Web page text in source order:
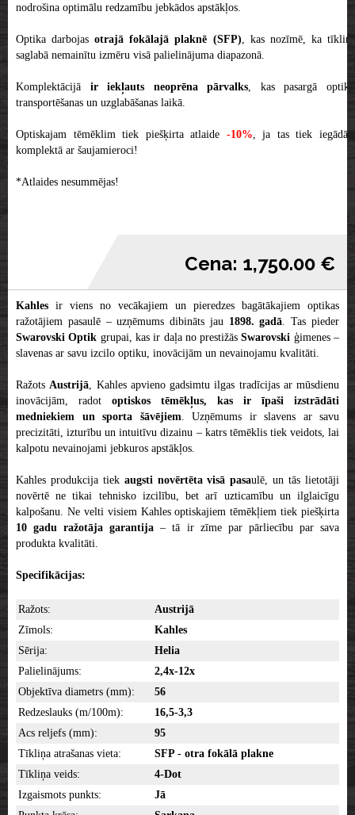
nodrošina optimālu redzamību jebkādos apstākļos.
Optika darbojasotrajā fokālajā plaknē (SFP) , kas nozīmē, ka tīkliņš
saglabā nemainītu izmēru visā palielinājuma diapazonā.
Komplektācijā ir iekļauts neoprēna pārvalks , kas pasargā optiku
transportēšanas un uzglabāšanas laikā.
Optiskajam tēmēklim tiek piešķirta atlaide -10% , ja tas tiek iegādāts
komplektā ar šaujamieroci!
*Atlaides nesummējas!
Cena: 1,750.00 €
Kahles ir viens no vecākajiem un pieredzes bagātākajiem optikas
ražotājiem pasaulē – uzņēmums dibināts jau 1898. gadā . Tas pieder
Swarovski Optik grupai, kas ir daļa no prestižāsSwarovski ģimenes –
slavenas ar savu izcilo optiku, inovācijām un nevainojamu kvalitāti.
Ražots Austrijā , Kahles apvieno gadsimtu ilgas tradīcijas ar mūsdienu
inovācijām, radot optiskos tēmēkļus, kas ir īpaši izstrādāti
medniekiem un sporta šāvējiem . Uzņēmums ir slavens ar savu
precizitāti, izturību un intuitīvu dizainu – katrs tēmēklis tiek veidots, lai
kalpotu nevainojami jebkuros apstākļos.
Kahles produkcija tiek augsti novērtēta visā pasaulē, un tās lietotāji
novērtē ne tikai tehnisko izcilību, bet arī uzticamību un ilglaicīgu
kalpošanu. Ne velti visiem Kahles optiskajiem tēmēkļiem tiek piešķirta
10 gadu ražotāja garantija – tā ir zīme par pārliecību par sava
produkta kvalitāti.
Specifikācijas:
Ražots:
Austrijā
Zīmols:
Kahles
Sērija:
Helia
Palielinājums:
2,4x-12x
Objektīva diametrs (mm):
56
Redzeslauks (m/100m):
16,5-3,3
Acs reljefs (mm):
95
Tīkliņa atrašanas vieta:
SFP - otra fokālā plakne
Tīkliņa veids:
4-Dot
Izgaismots punkts:
Jā